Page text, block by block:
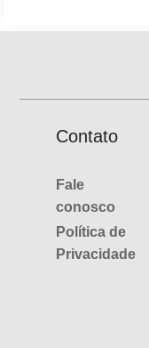
Contato
Fale
conosco
Política de
Privacidade